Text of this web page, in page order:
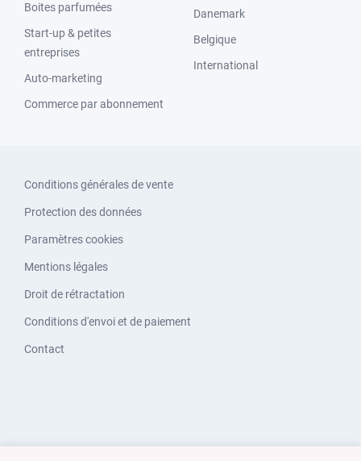
Boites parfumées
Start-up & petites
entreprises
Auto-marketing
Commerce par abonnement
Danemark
Belgique
International
Conditions générales de vente
Protection des données
Paramètres cookies
Mentions légales
Droit de rétractation
Conditions d'envoi et de paiement
Contact